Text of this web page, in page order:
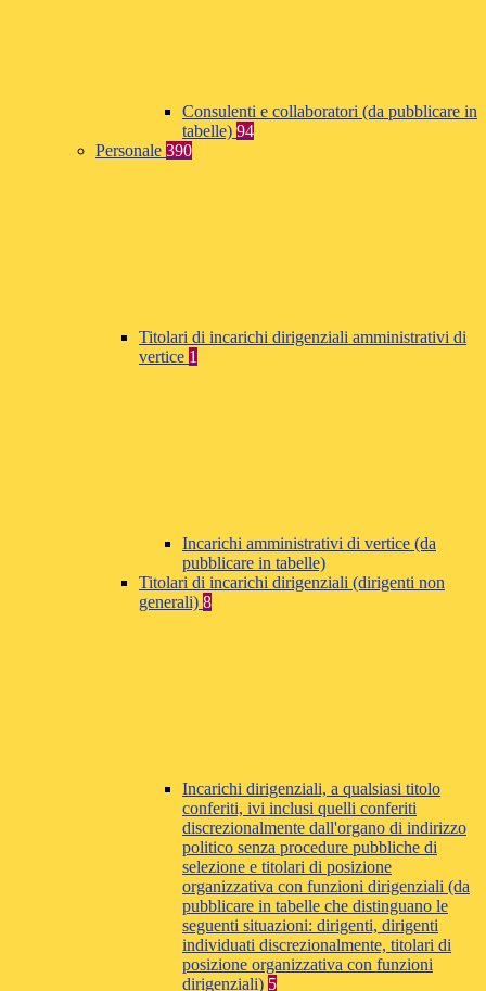
Consulenti e collaboratori (da pubblicare in
tabelle) 94
Personale 390
Titolari di incarichi dirigenziali amministrativi di
vertice 1
Incarichi amministrativi di vertice (da
pubblicare in tabelle)
Titolari di incarichi dirigenziali (dirigenti non
generali) 8
Incarichi dirigenziali, a qualsiasi titolo
conferiti, ivi inclusi quelli conferiti
discrezionalmente dall'organo di indirizzo
politico senza procedure pubbliche di
selezione e titolari di posizione
organizzativa con funzioni dirigenziali (da
pubblicare in tabelle che distinguano le
seguenti situazioni: dirigenti, dirigenti
individuati discrezionalmente, titolari di
posizione organizzativa con funzioni
dirigenziali) 5